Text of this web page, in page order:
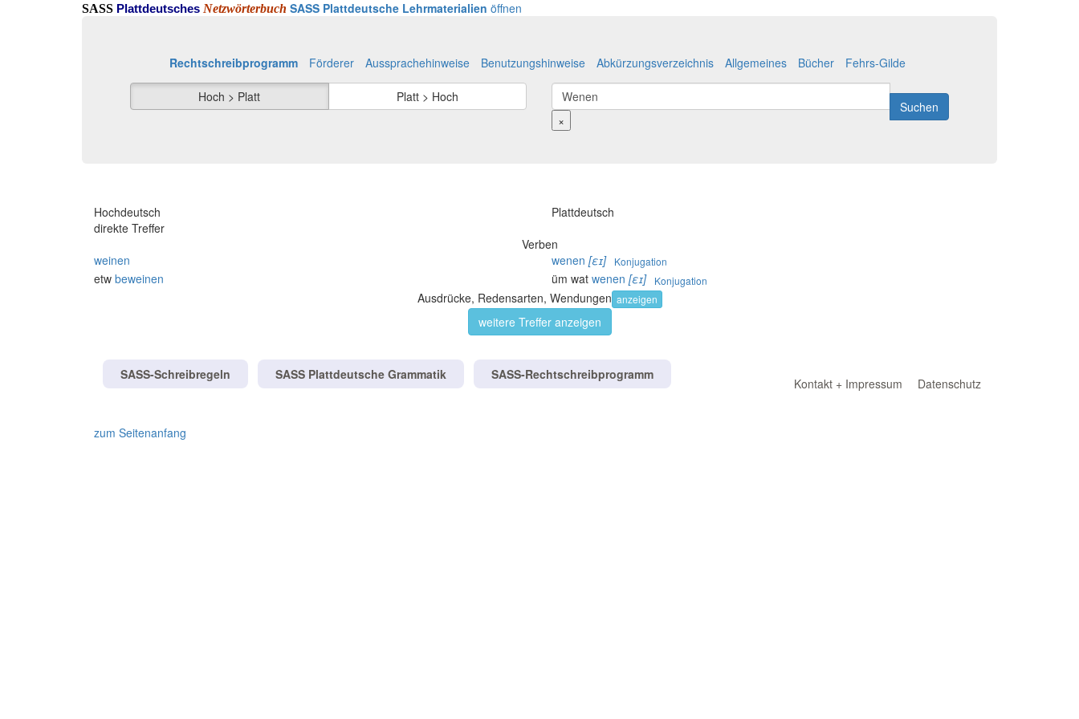
SASS Plattdeutsches Netzwörterbuch SASS Plattdeutsche Lehrmaterialien öffnen
Rechtschreibprogramm Förderer Aussprachehinweise Benutzungshinweise Abkürzungsverzeichnis Allgemeines Bücher Fehrs-Gilde
Hoch > Platt
Platt > Hoch
×
Suchen
Hochdeutsch
Plattdeutsch
direkte Treffer
Verben
weinen
wenen [εɪ] Konjugation
etw beweinen üm wat wenen [εɪ] Konjugation
Ausdrücke, Redensarten, Wendungen anzeigen
weitere Treffer anzeigen
SASS-Schreibregeln SASS Plattdeutsche Grammatik SASS-Rechtschreibprogramm
Kontakt + Impressum Datenschutz
zum Seitenanfang